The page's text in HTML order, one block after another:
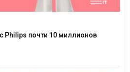
Philips почти 10 миллионов